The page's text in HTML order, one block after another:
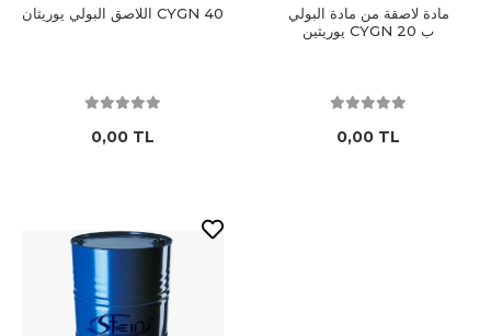
اللاصق البولي يوريثان CYGN 40
0,00 TL
مادة لاصقة من مادة البولي
يوريثين CYGN 20 ب
0,00 TL